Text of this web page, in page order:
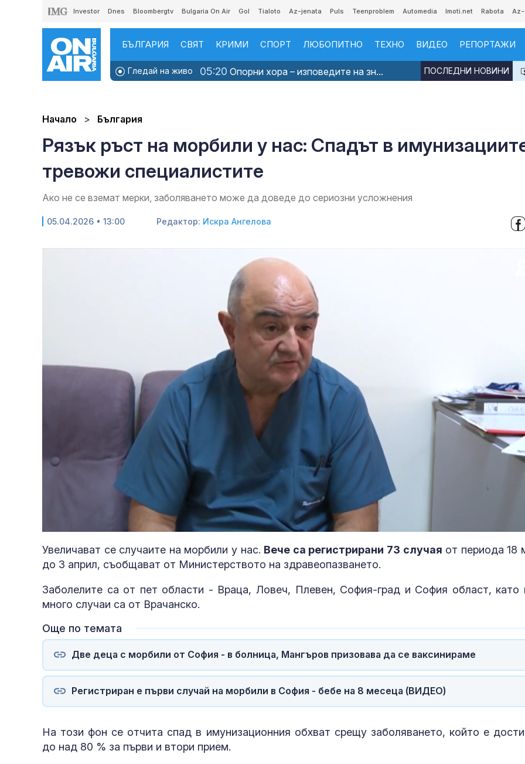
Investor Dnes Bloombergtv Bulgaria On Air Gol Tialoto Az-jenata Puls Teenproblem Automedia Imoti.net Rabota
БЪЛГАРИЯ СВЯТ КРИМИ СПОРТ ЛЮБОПИТНО ТЕХНО ВИДЕО РЕПОРТАЖИ
Гледай на живо 05:20 Опорни хора – изповедите на зн... ПОСЛЕДНИ НОВИНИ
Начало България
Рязък ръст на морбили у нас: Спадът в
тревожи специалистите
Ако не се вземат мерки, заболяването може да доведе до сериозни усложнения
05.04.2026 • 13:00 Редактор: Искра Ангелова
Loaded:
100.00%
Увеличават се случаите на морбили у нас. Вече са регистрирани 73 случая от периода 18
до 3 април, съобщават от Министерството на здравеопазването.
Заболелите са от пет области - Враца, Ловеч, Плевен, София-град и София област, като
много случаи са от Врачанско.
Още по темата
Две деца с морбили от София - в болница, Мангъров призовава да се ваксинираме
Регистриран е първи случай на морбили в София - бебе на 8 месеца (ВИДЕО)
На този фон се отчита спад в имунизационния обхват срещу заболяването, който е
до над 80 % за първи и втори прием.
журналиста и писател
Димитър Шумналиев
повече?